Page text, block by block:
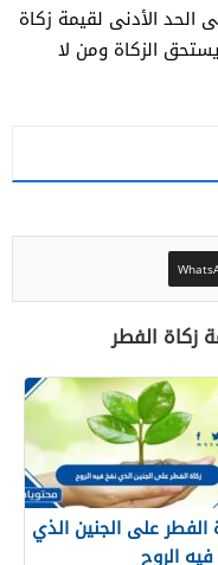
الحد الأدنى لقيمة زكاة
الزكاة ومن لا
زكاة الفطر
الفطر على الجنين الذي
الروح